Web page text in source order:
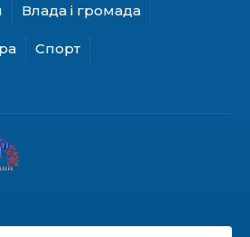
разом створюють
звернутися мешканцям
громади за
Влада і громада
Спорт